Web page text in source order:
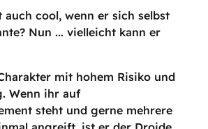
auch cool, wenn er sich selbst
Nun ... vielleicht kann er
mit hohem Risiko und
Wenn ihr auf
steht und gerne mehrere